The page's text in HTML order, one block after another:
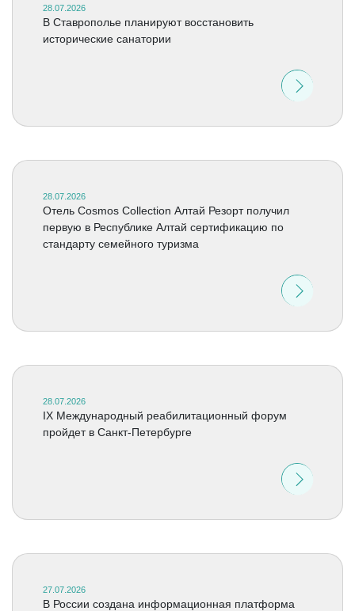
28.07.2026
В Ставрополье планируют восстановить
исторические санатории
28.07.2026
Отель Cosmos Collection Алтай Резорт получил
первую в Республике Алтай сертификацию по
стандарту семейного туризма
28.07.2026
IX Международный реабилитационный форум
пройдет в Санкт-Петербурге
27.07.2026
В России создана информационная платформа